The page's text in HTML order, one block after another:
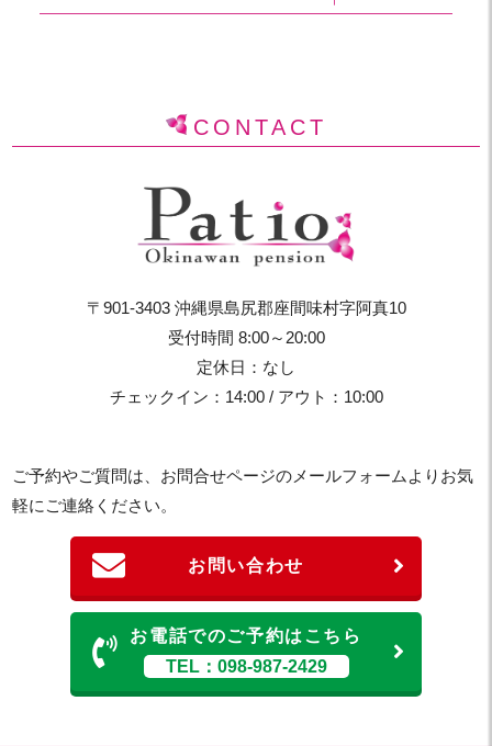
CONTACT
〒901-3403 沖縄県島尻郡座間味村字阿真10
受付時間 8:00～20:00
定休日：なし
チェックイン：14:00 / アウト：10:00
ご予約やご質問は、お問合せページのメールフォームよりお気
軽にご連絡ください。
お問い合わせ
お電話でのご予約はこちら
TEL：098-987-2429